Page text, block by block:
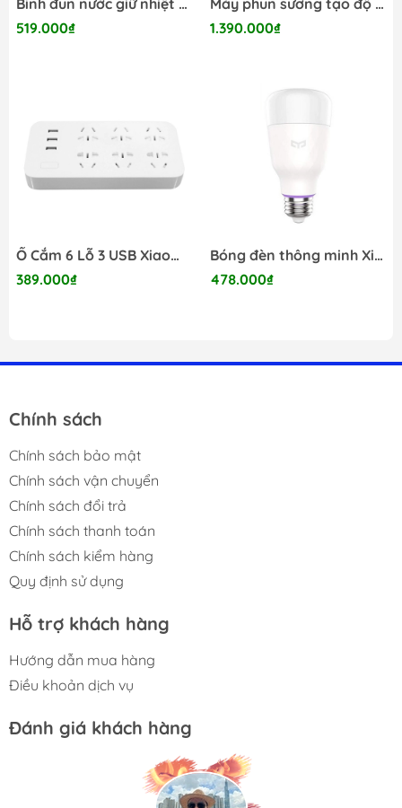
Bình đun nước giữ nhiệt điện du lịch cầm tay thông minh Deerma DR035
519.000₫
Máy phun sương tạo độ ẩm Xiaomi Mi Smart Antibacterial Humidifier
1.390.000₫
Ổ Cắm 6 Lỗ 3 USB Xiaomi Power Strip
389.000₫
Bóng đèn thông minh Xiaomi Mijia Yeelight LED Bulb Color
478.000₫
Chính sách
Chính sách bảo mật
Chính sách vận chuyển
Chính sách đổi trả
Chính sách thanh toán
Chính sách kiểm hàng
Quy định sử dụng
Hỗ trợ khách hàng
Hướng dẫn mua hàng
Điều khoản dịch vụ
Đánh giá khách hàng